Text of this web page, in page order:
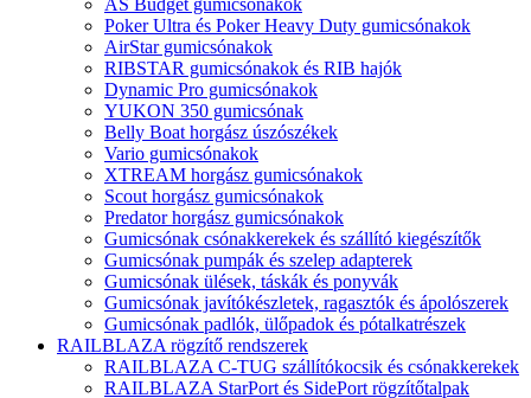
Poker Ultra és Poker Heavy Duty gumicsónakok
AirStar gumicsónakok
RIBSTAR gumicsónakok és RIB hajók
Dynamic Pro gumicsónakok
YUKON 350 gumicsónak
Belly Boat horgász úszószékek
Vario gumicsónakok
XTREAM horgász gumicsónakok
Scout horgász gumicsónakok
Predator horgász gumicsónakok
Gumicsónak csónakkerekek és szállító kiegészítők
Gumicsónak pumpák és szelep adapterek
Gumicsónak ülések, táskák és ponyvák
Gumicsónak javítókészletek, ragasztók és ápolószerek
Gumicsónak padlók, ülőpadok és pótalkatrészek
RAILBLAZA rögzítő rendszerek
RAILBLAZA C-TUG szállítókocsik és csónakkerekek
RAILBLAZA StarPort és SidePort rögzítőtalpak